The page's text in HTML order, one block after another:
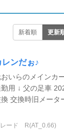
新着順 更新
レンだぉ♪
おいらのメインカ
用 ↓ 父の足車
交換時旧メータ
ード
R(AT_0.66)